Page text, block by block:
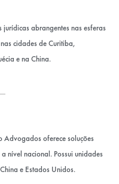
abrangentes nas esferas
cidades de Curitiba,
e na China.
Advogados oferece soluções
nível nacional. Possui unidades
e Estados Unidos.